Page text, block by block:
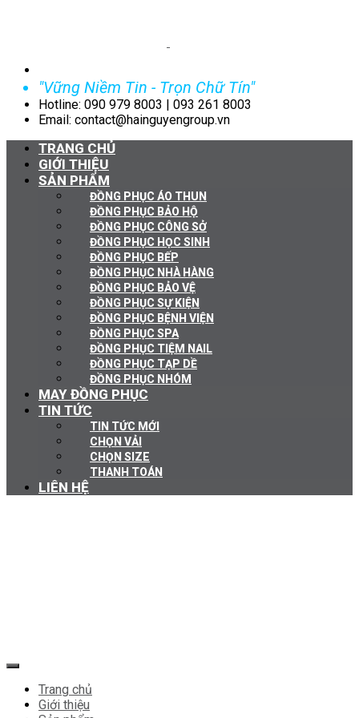
"Vững Niềm Tin - Trọn Chữ Tín"
Hotline: 090 979 8003 | 093 261 8003
Email: contact@hainguyengroup.vn
TRANG CHỦ
GIỚI THIỆU
SẢN PHẨM
ĐỒNG PHỤC ÁO THUN
ĐỒNG PHỤC BẢO HỘ
ĐỒNG PHỤC CÔNG SỞ
ĐỒNG PHỤC HỌC SINH
ĐỒNG PHỤC BẾP
ĐỒNG PHỤC NHÀ HÀNG
ĐỒNG PHỤC BẢO VỆ
ĐỒNG PHỤC SỰ KIỆN
ĐỒNG PHỤC BỆNH VIỆN
ĐỒNG PHỤC SPA
ĐỒNG PHỤC TIỆM NAIL
ĐỒNG PHỤC TẠP DỀ
ĐỒNG PHỤC NHÓM
MAY ĐỒNG PHỤC
TIN TỨC
TIN TỨC MỚI
CHỌN VẢI
CHỌN SIZE
THANH TOÁN
LIÊN HỆ
Trang chủ
Giới thiệu